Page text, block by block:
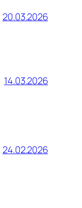
20.03.2026
14.03.2026
24.02.2026